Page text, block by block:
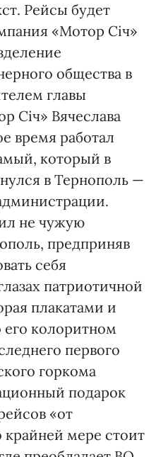
Рейсы будет
«Мотор Січ»
общества в
главы
Січ» Вячеслава
время работал
который в
в Тернополь —
не чужую
предприняв
себя
патриотичной
плакатами и
колоритном
первого
горкома
подарок
«от
крайней мере стоит